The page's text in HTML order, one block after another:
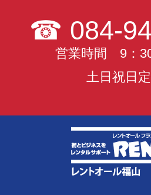
☎ 084-
営業時間 9：
土日祝日